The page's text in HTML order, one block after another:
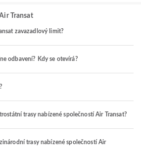
Transat
zavazadlový limit?
odbavení? Kdy se otevírá?
trasy nabízené společností Air Transat?
trasy nabízené společností Air